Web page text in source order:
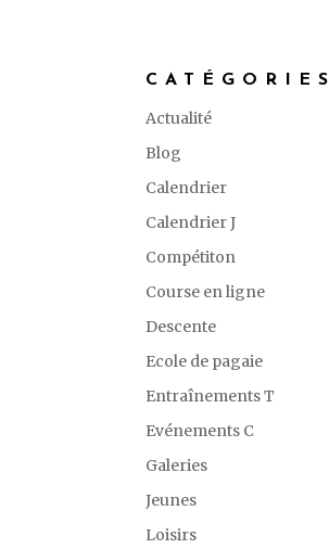
CATÉGORIES
Actualité
Blog
Calendrier
Calendrier J
Compétiton
Course en ligne
Descente
Ecole de pagaie
Entraînements T
Evénements C
Galeries
Jeunes
Loisirs